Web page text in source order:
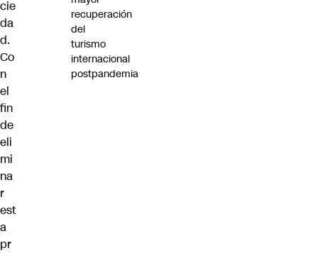
cie
da
d.
Co
n
el
fin
de
eli
mi
na
r
est
a
pr
recuperación
del
turismo
internacional
postpandemia